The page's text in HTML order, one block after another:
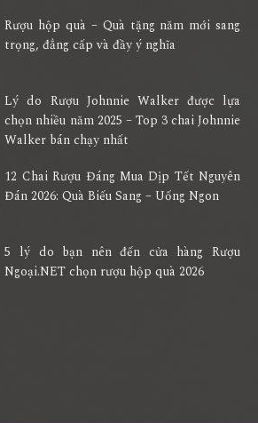
Rượu hộp quà – Quà tặng năm mới sang
trọng, đẳng cấp và đầy ý nghĩa
Lý do Rượu Johnnie Walker được lựa
chọn nhiều năm 2025 – Top 3 chai Johnnie
Walker bán chạy nhất
12 Chai Rượu Đáng Mua Dịp Tết Nguyên
Đán 2026: Quà Biếu Sang – Uống Ngon
5 lý do bạn nên đến cửa hàng Rượu
Ngoại.NET chọn rượu hộp quà 2026